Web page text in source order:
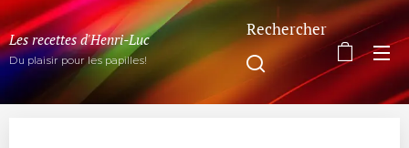
Les recettes d'Henri-Luc
Du plaisir pour les papilles!
Rechercher